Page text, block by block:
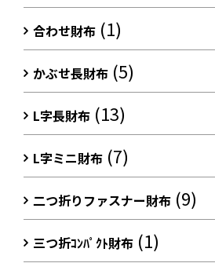
合わせ財布 (1)
かぶせ長財布 (5)
L字長財布 (13)
L字ミニ財布 (7)
二つ折りファスナー財布 (9)
三つ折ｺﾝﾊﾟｸﾄ財布 (1)